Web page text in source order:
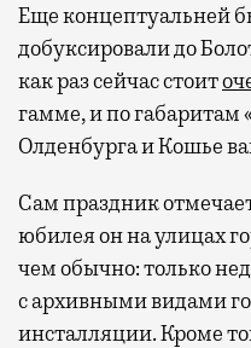
Еще концептуальней
добуксировали до
как раз сейчас стоит
гамме, и по габаритам
Олденбурга и Кошье
Сам праздник
юбилея он на улицах
чем обычно: только
с архивными видами
инсталляции. Кроме